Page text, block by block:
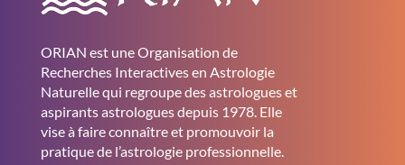
ORIAN est une Organisation de
Recherches Interactives en Astrologie
Naturelle qui regroupe des astrologues et
aspirants astrologues depuis 1978. Elle
vise à faire connaître et promouvoir la
pratique de l’astrologie professionnelle.